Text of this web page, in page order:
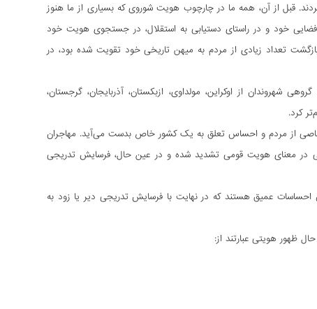
قبل از آن، همه ما در چارچوب هویت شوروی که بسیاری از ما هنوز
خود و در راستای دستیابی به استقلال، در جستجوی هویت خود
تعداد زیادی از مردم به میهن تاریخی خود تقویت شده بود، در
از اوکراین، مولداوی، ازبکستان، آذربایجان، گرجستان،
کرد.
از مردم و احساس تعلق به یک کشور خاص بدست می‌آید. مهاجران
در معنای هویت قومی تشدید شده و در عین حال، فرسایش تدریجی
عمیق هستند که در نهایت با فرسایش تدریجی دیر یا زود به
ظهور هویتی عبارتند از: